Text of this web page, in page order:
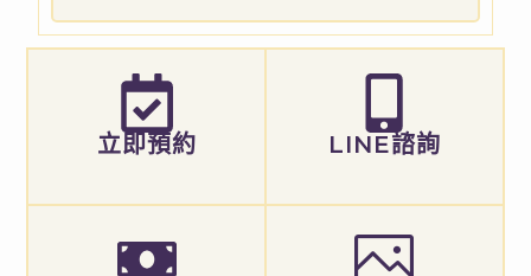
立即預約 LINE諮詢